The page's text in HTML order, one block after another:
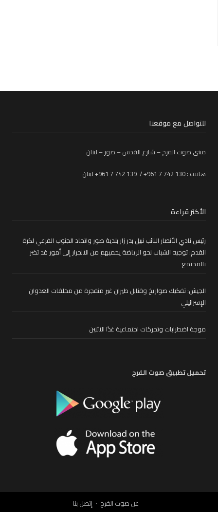
للتواصل مع موقعنا
مبنى صوت الفرح – شارع القدس – صور – لبنان
هاتف : 130 742 7 961+ / 139 742 7 961+ لبنان
الأكثر قراءة
رئيس نادي الأنصار النائب نبيل بدر زار بلدية صور واتحاد الجنوب الفرعي لكرة
القدم: توجيه الشباب نحو الرياضة يحميهم من الانجرار إلى أمور قد تضر
بالمجتمع
الجيش: تفكيك صواريخ وقنابل طيران غير منفجرة من مخلفات العدوان
الإسرائيلي
موجة اضطرابات وتحركات اجتماعية غدًا الاثنين
تحميل تطبيق صوت الفرح
عن صوت الفرح إتصل بنا